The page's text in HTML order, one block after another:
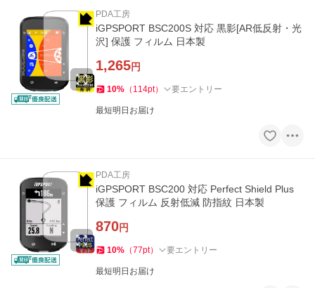
PDA工房
iGPSPORT BSC200S 対応 黒影[AR低反射・光
沢] 保護 フィルム 日本製
1,265円
10% （ 114pt） 要エントリー
最短明日お届け
PDA工房
iGPSPORT BSC200 対応 Perfect Shield Plus
保護 フィルム 反射低減 防指紋 日本製
870円
10% （77pt） 要エントリー
最短明日お届け